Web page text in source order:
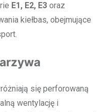
E1, E2, E3 oraz
kiełbas, obejmujące
się perforowaną
wentylację i